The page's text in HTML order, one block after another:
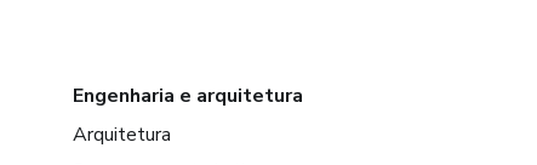
Engenharia e arquitetura
Arquitetura